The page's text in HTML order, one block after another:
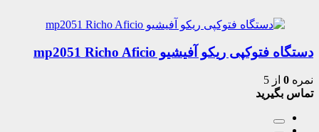
دستگاه فتوکپی ریکو آفیشیو mp2051 Richo Aficio
نمره 0 از 5
تماس بگیرید